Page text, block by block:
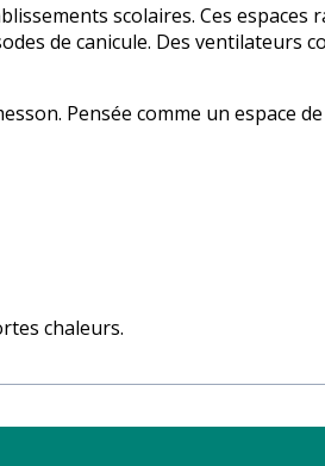
scolaires. Ces
de canicule. Des ventilateurs
Pensée comme un espace
chaleurs.